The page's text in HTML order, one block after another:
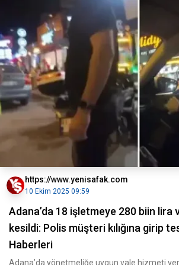
https://www.yenisafak.com
10 Ekim 2025 09:59
Adana’da 18 işletmeye 280 biin lira
kesildi: Polis müşteri kılığına girip
Haberleri
Adana’da yönetmeliğe uygun vale hizmeti